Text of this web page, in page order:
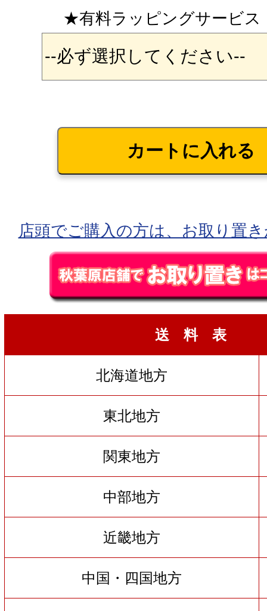
★有料ラッピングサービス
店頭でご購入の方は、お取り置
送 料 表
北海道地方
東北地方
関東地方
中部地方
近畿地方
中国・四国地方